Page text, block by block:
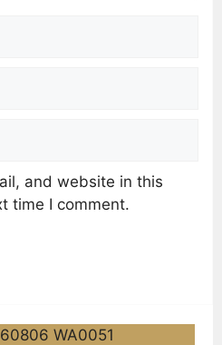
and website in this
time I comment.